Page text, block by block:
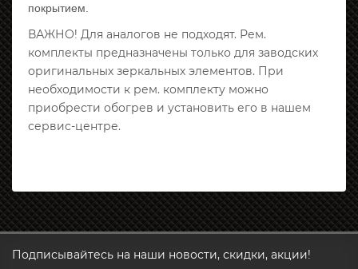
покрытием.
ВАЖНО! Для аналогов не подходят. Рем.
комплекты предназначены только для заводских
оригинальных зеркальных элементов. При
необходимости к рем. комплекту можно
приобрести обогрев и установить его в нашем
сервис-центре.
Подписывайтесь на наши новости, скидки, акции!